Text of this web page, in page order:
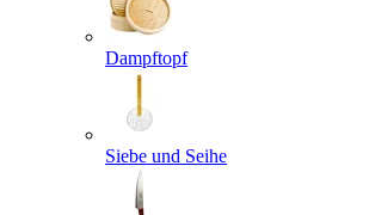
Dampftopf
Siebe und Seihe